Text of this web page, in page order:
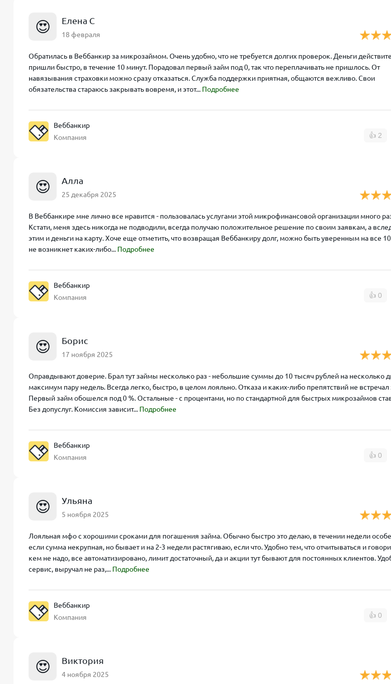
😍 Елена С
18 февраля
Обратилась в Веббанкир за микрозаймом. Очень удобно, что не требуется долгих проверок. Деньги
пришли быстро, в течение 10 минут. Порадовал первый займ под 0, так что переплачивать не пришлось. От
навязывания страховки можно сразу отказаться. Служба поддержки приятная, общаются вежливо. Свои
обязательства стараюсь закрывать вовремя, и этот... Подробнее
Веббанкир
Компания
👍 2
😍 Алла
25 декабря 2025
В Веббанкире мне лично все нравится - пользовалась услугами этой микрофинансовой организации много
Кстати, меня здесь никогда не подводили, всегда получаю положительное решение по своим заявкам, а
этим и деньги на карту. Хоче еще отметить, что возвращая Веббанкиру долг, можно быть уверенным на все
не возникнет каких-либо... Подробнее
Веббанкир
Компания
👍 0
😍 Борис
17 ноября 2025
Оправдывают доверие. Брал тут займы несколько раз - небольшие суммы до 10 тысяч рублей на несколько
максимум пару недель. Всегда легко, быстро, в целом лояльно. Отказа и каких-либо препятствий не встречал
Первый займ обошелся под 0 %. Остальные - с процентами, но по стандартной для быстрых микрозаймов
Без допуслуг. Комиссия зависит... Подробнее
Веббанкир
Компания
👍 0
😍 Ульяна
5 ноября 2025
Лояльная мфо с хорошими сроками для погашения займа. Обычно быстро это делаю, в течении недели
если сумма некрупная, но бывает и на 2-3 недели растягиваю, если что. Удобно тем, что отчитываться и
кем не надо, все автоматизировано, лимит достаточный, да и акции тут бывают для постоянных клиентов.
сервис, выручал не раз,... Подробнее
Веббанкир
Компания
👍 0
😍 Виктория
4 ноября 2025